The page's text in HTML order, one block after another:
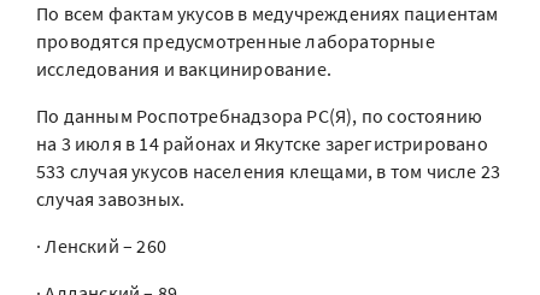
По всем фактам укусов в медучреждениях пациентам
проводятся предусмотренные лабораторные
исследования и вакцинирование.
По данным Роспотребнадзора РС(Я), по состоянию
на 3 июля в 14 районах и Якутске зарегистрировано
533 случая укусов населения клещами, в том числе 23
случая завозных.
· Ленский – 260